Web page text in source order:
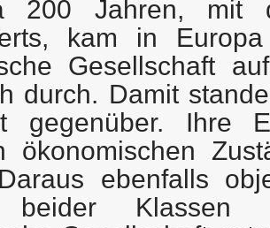
200 Jahren, mit
kam in
Gesellschaft
durch. Damit
gegenüber. Ihre
ökonomischen
ebenfalls
beider Klassen